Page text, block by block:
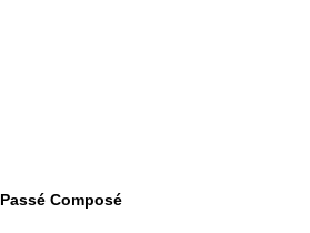
Passé Composé